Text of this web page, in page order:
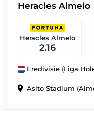
Heracles Almelo
Heracles Almelo
2.16
Eredivisie (Liga
location_on Asito Stadium